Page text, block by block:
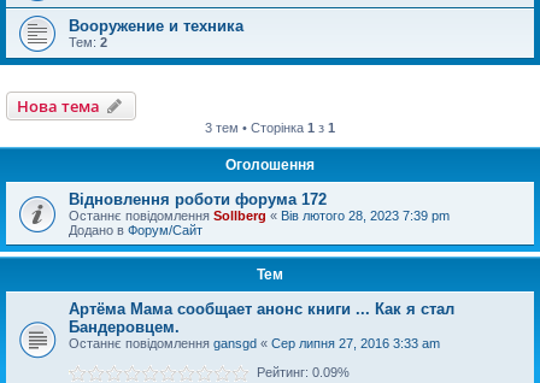
Вооружение и техника
Тем: 2
Нова тема
3 тем • Сторінка 1 з 1
Оголошення
Відновлення роботи форума 172
Останнє повідомлення Sollberg « Вів лютого 28, 2023 7:39 pm
Додано в Форум/Сайт
Тем
Артёма Мама сообщает анонс книги ... Как я стал
Бандеровцем.
Останнє повідомлення gansgd « Сер липня 27, 2016 3:33 am
Рейтинг: 0.09%